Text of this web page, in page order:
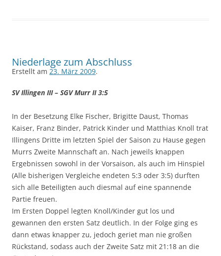
Niederlage zum Abschluss
Erstellt am 23. März 2009.
SV Illingen III – SGV Murr II 3:5
In der Besetzung Elke Fischer, Brigitte Daust, Thomas
Kaiser, Franz Binder, Patrick Kinder und Matthias Knoll trat
Illingens Dritte im letzten Spiel der Saison zu Hause gegen
Murrs Zweite Mannschaft an. Nach jeweils knappen
Ergebnissen sowohl in der Vorsaison, als auch im Hinspiel
(Alle bisherigen Vergleiche endeten 5:3 oder 3:5) durften
sich alle Beteiligten auch diesmal auf eine spannende
Partie freuen.
Im Ersten Doppel legten Knoll/Kinder gut los und
gewannen den ersten Satz deutlich. In der Folge ging es
dann etwas knapper zu, jedoch geriet man nie großen
Rückstand, sodass auch der Zweite Satz mit 21:18 an die